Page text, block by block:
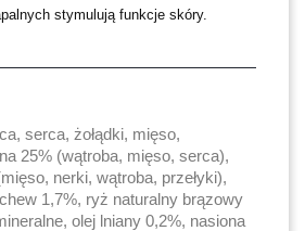
stymulują funkcje skóry.
serca, żołądki, mięso,
25% (wątroba, mięso, serca),
nerki, wątroba, przełyki),
1,7%, ryż naturalny brązowy
olej lniany 0,2%, nasiona